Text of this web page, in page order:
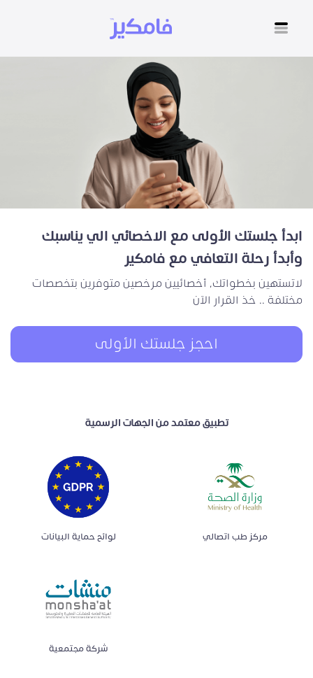
ابدأ جلستك الأولى مع الاخصائي الي يناسبك
وأبدأ رحلة التعافي مع فامكير
لاتستهين بخطواتك، أخصائيين مرخصين متوفرين بتخصصات
مختلفة .. خذ القرار الآن
احجز جلستك الأولى
تطبيق معتمد من الجهات الرسمية
لوائح حماية البيانات مركز طب اتصالي
شركة مجتمعية